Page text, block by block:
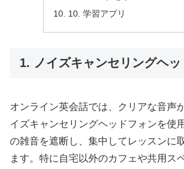
10. 学習アプリ
1. ノイズキャンセリングヘッ
オンライン英会話では、クリアな音声
イズキャンセリングヘッドフォンを使
の雑音を遮断し、集中してレッスンに
ます。特に自宅以外のカフェや共用ス